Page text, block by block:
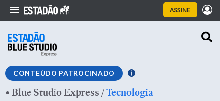
CONTEÚDO PATROCINADO
•Blue Studio Express/Tecnologia